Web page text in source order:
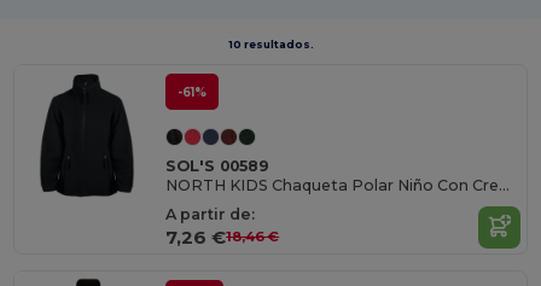
10 resultados.
-61%
SOL'S 00589
NORTH KIDS Chaqueta Polar Niño Con Cremallera
A partir de:
7,26 €18,46 €